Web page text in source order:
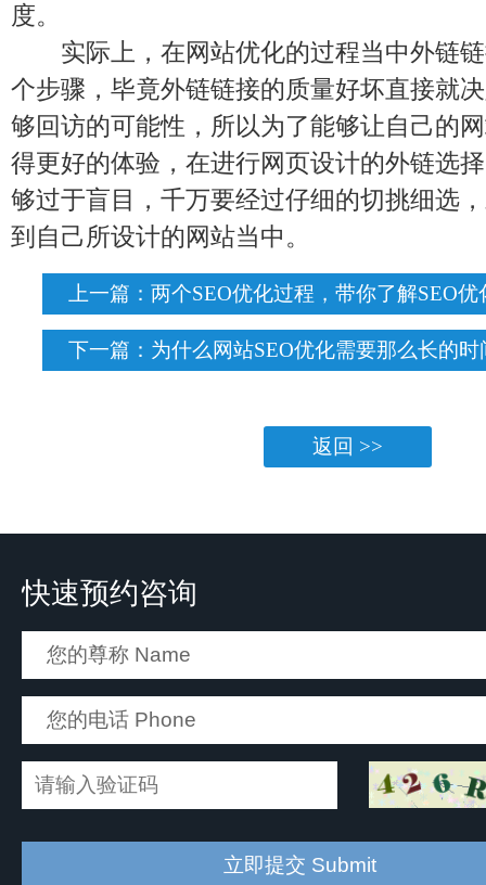
度。
实际上，在网站优化的过程当中外链链
个步骤，毕竟外链链接的质量好坏直接就
够回访的可能性，所以为了能够让自己的
得更好的体验，在进行网页设计的外链选
够过于盲目，千万要经过仔细的切挑细选
到自己所设计的网站当中。
上一篇：两个SEO优化过程，带你了解SEO优
下一篇： 为什么网站SEO优化需要那么长的时
返回 >>
快速预约咨询